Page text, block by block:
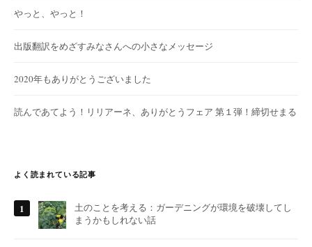
やっと、やっと！
出版翻訳をめざすみなさんへの小さなメッセージ
2020年もありがとうございました
読んであてよう！リリアーネ、ありがとうフェア 第１弾！締切せまる
よく読まれている記事
土のことを考える：ガーデニングが環境を破壊してし
まうかもしれない話